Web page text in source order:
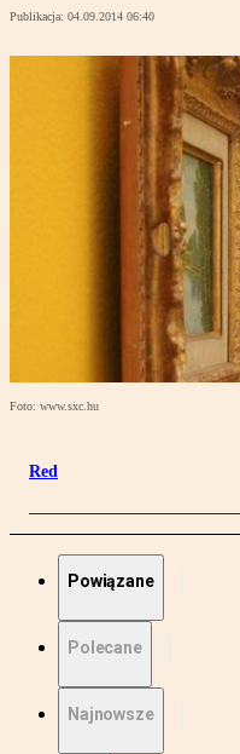
Publikacja: 04.09.2014 06:40
Foto: www.sxc.hu
Red
Powiązane
Polecane
Najnowsze